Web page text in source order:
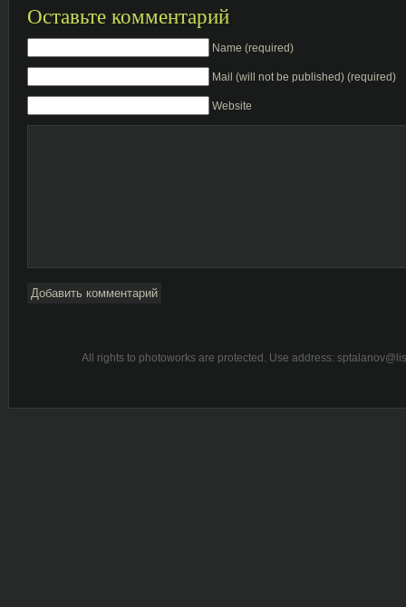
Оставьте комментарий
Name (required)
Mail (will not be published) (required)
Website
All rights to photoworks are protected. Use address: